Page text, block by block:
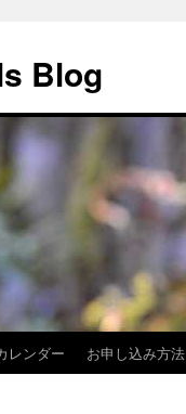
Blog
レンダー お申し込み方法